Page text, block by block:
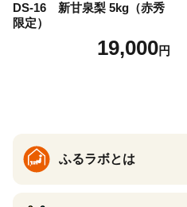
DS-16 新甘泉梨 5kg（赤秀
限定）
19,000円
ふるラボとは